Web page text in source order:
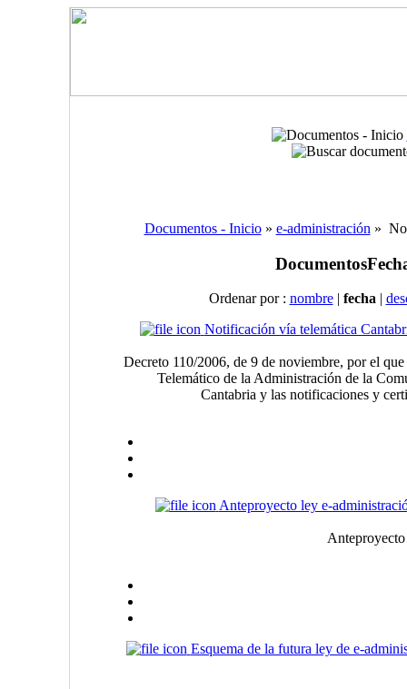
Documentos - Inicio» e-administración »
Documentos
Ordenar por : nombre| fecha |
Notificación vía telemática
Decreto 110/2006, de 9 de noviembre, por el
Telemático de la Administración de la
Cantabria y las notificaciones y
Anteproyecto ley e-
Esquema de la futura ley de e-